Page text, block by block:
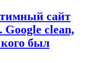
сайт
clean,
был